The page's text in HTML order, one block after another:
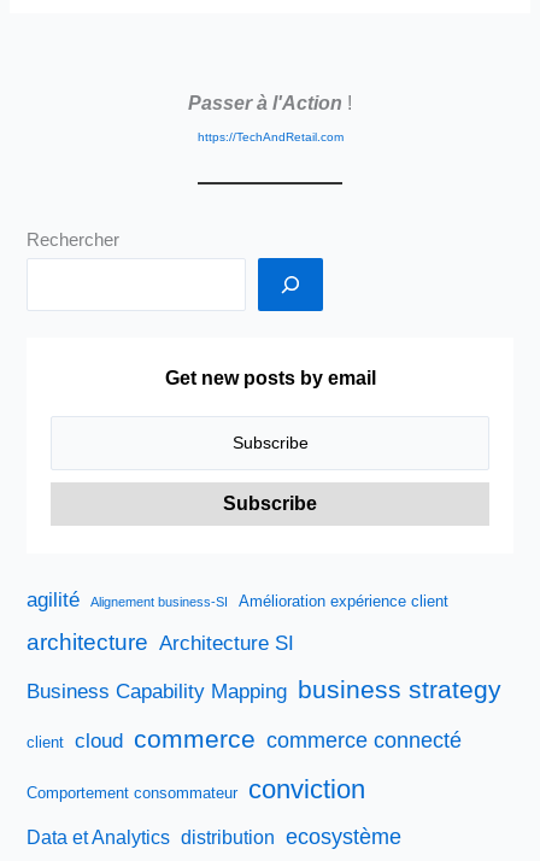
dans
Nouveau
Passer à l'Action !
https://TechAndRetail.com
Rechercher
Get new posts by email
agilité Alignement business-SI Amélioration expérience client
architecture Architecture SI
Business Capability Mapping business strategy
client cloud commerce commerce connecté
Comportement consommateur conviction
Data et Analytics distribution ecosystème